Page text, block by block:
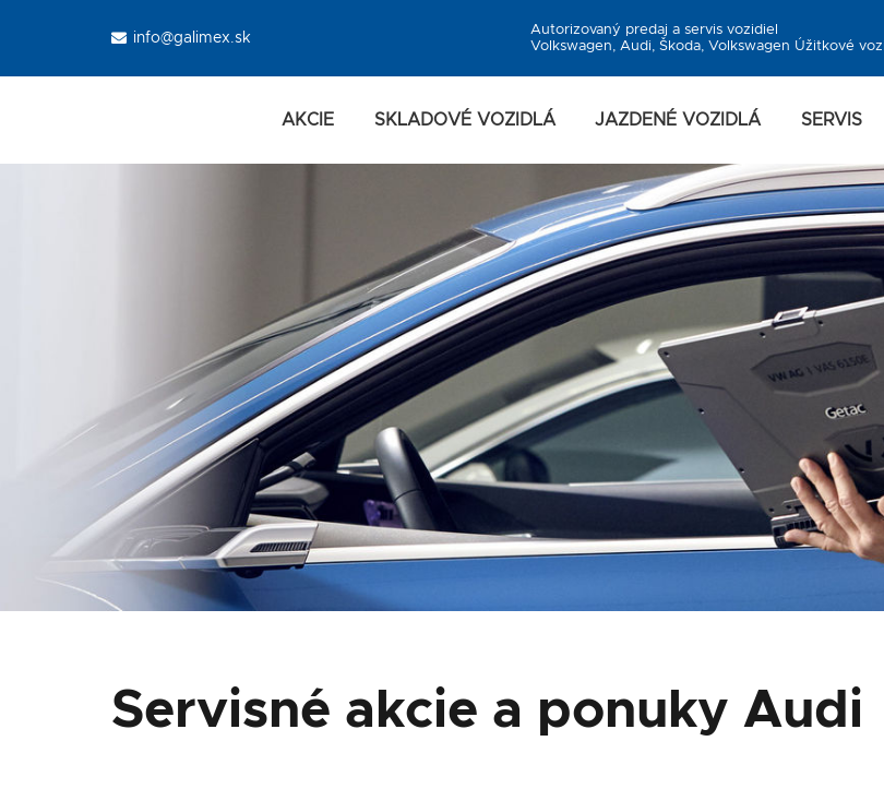
info@galimex.sk
Autorizovaný predaj a servis vozidiel
Volkswagen, Audi, Škoda, Volkswagen Úžitkové
AKCIE SKLADOVÉ VOZIDLÁ JAZDENÉ VOZIDLÁ SERVIS
Servisné akcie a ponuky Audi